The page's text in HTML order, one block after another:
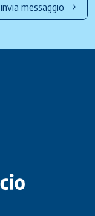
invia messaggio